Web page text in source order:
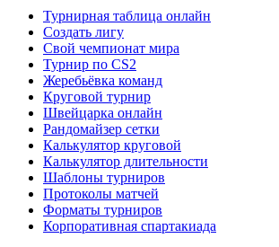
Турнирная таблица онлайн
Создать лигу
Свой чемпионат мира
Турнир по CS2
Жеребьёвка команд
Круговой турнир
Швейцарка онлайн
Рандомайзер сетки
Калькулятор круговой
Калькулятор длительности
Шаблоны турниров
Протоколы матчей
Форматы турниров
Корпоративная спартакиада